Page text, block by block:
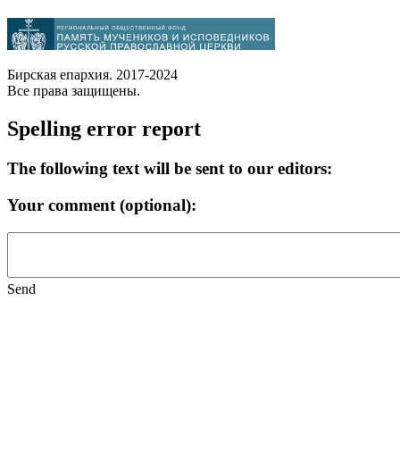
Бирская епархия. 2017-2024
Все права защищены.
Spelling error report
The following text will be sent to our editors:
Your comment (optional):
Send